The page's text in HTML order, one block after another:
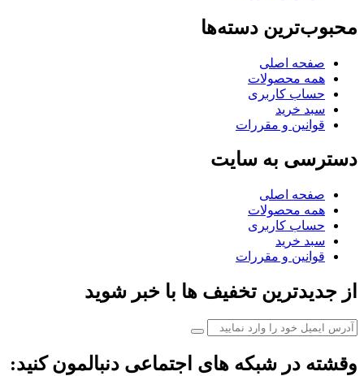
محبوب‌ترین دسته‌ها
صفحه اصلی
همه محصولات
حساب کاربری
سبد خرید
قوانین و مقررات
دسترسی به سایت
صفحه اصلی
همه محصولات
حساب کاربری
سبد خرید
قوانین و مقررات
از جدیدترین تخفیف ها با خبر شوید
وقشته در شبکه های اجتماعی دنبالمون کنید: